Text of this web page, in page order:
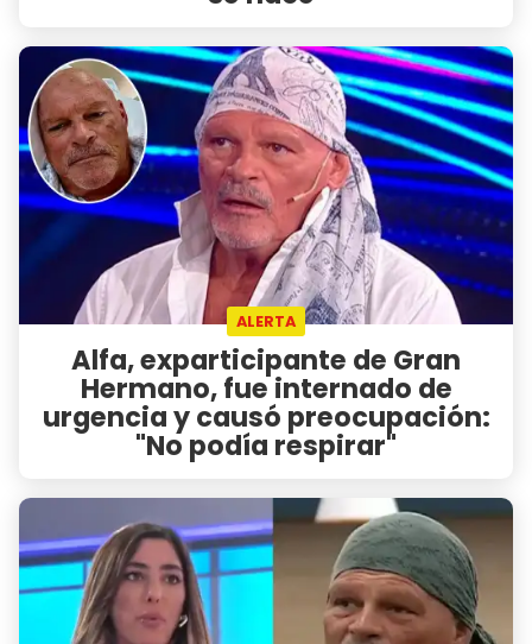
ALERTA
Alfa, exparticipante de Gran
Hermano, fue internado de
urgencia y causó preocupación:
"No podía respirar"